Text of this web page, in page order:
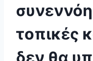
τοπικές
δεν θα